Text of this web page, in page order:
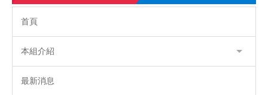
首頁
本組介紹
最新消息